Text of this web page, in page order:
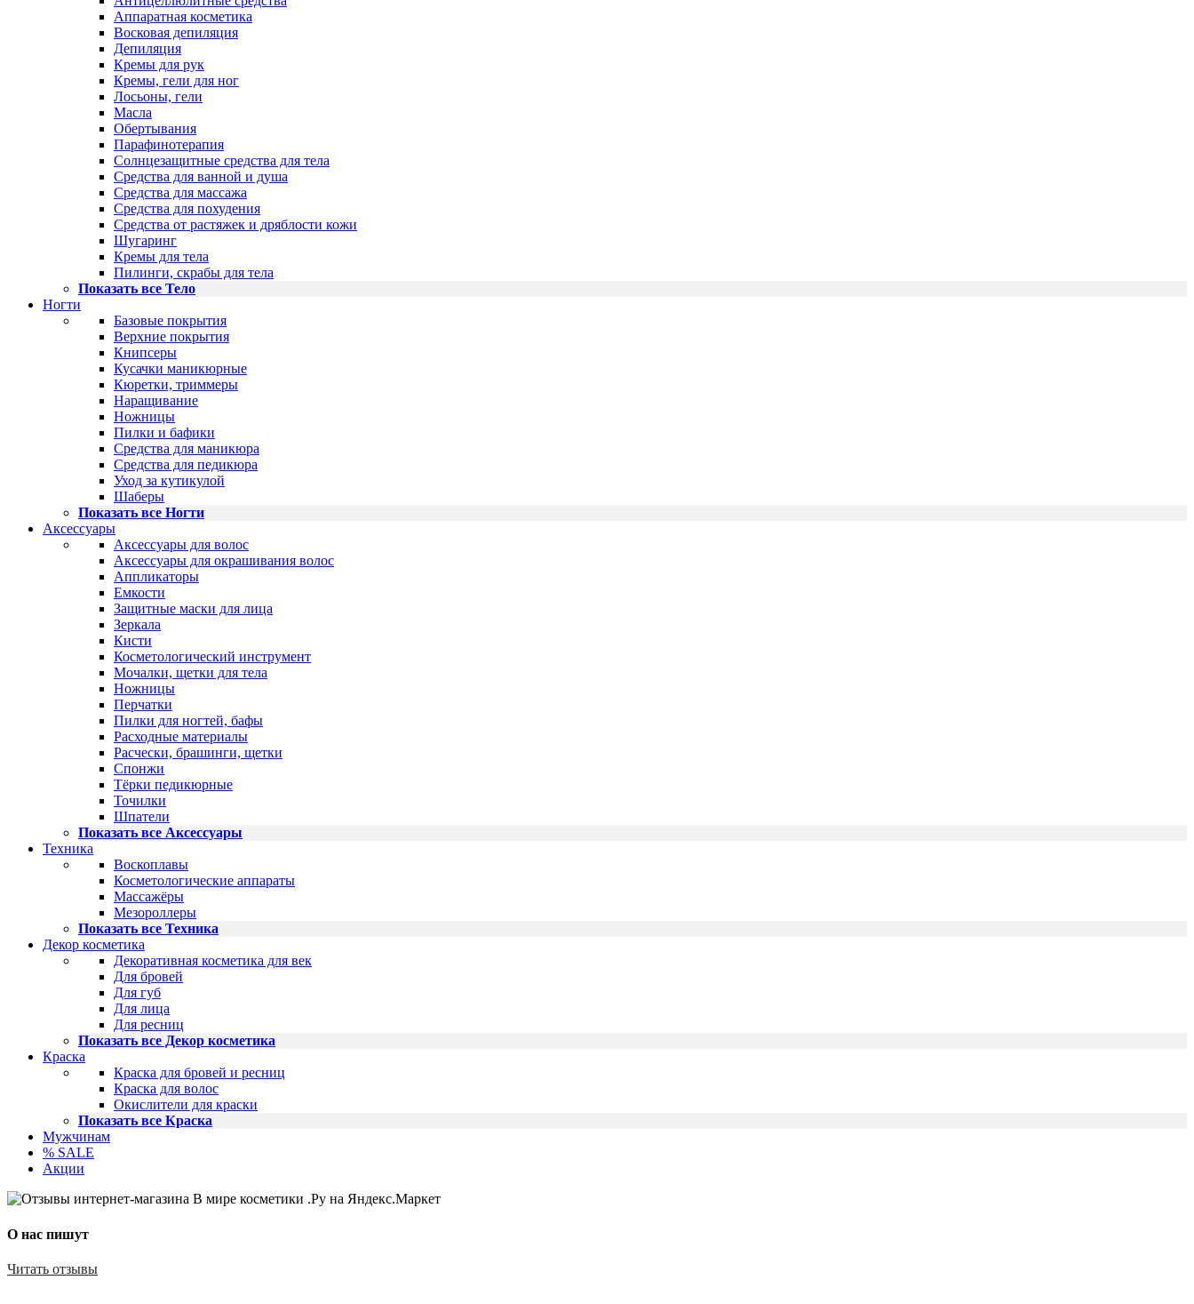
Аппаратная косметика
Восковая депиляция
Депиляция
Кремы для рук
Кремы, гели для ног
Лосьоны, гели
Масла
Обертывания
Парафинотерапия
Солнцезащитные средства для тела
Средства для ванной и душа
Средства для массажа
Средства для похудения
Средства от растяжек и дряблости кожи
Шугаринг
Кремы для тела
Пилинги, скрабы для тела
Показать все Тело
Ногти
Базовые покрытия
Верхние покрытия
Книпсеры
Кусачки маникюрные
Кюретки, триммеры
Наращивание
Ножницы
Пилки и бафики
Средства для маникюра
Средства для педикюра
Уход за кутикулой
Шаберы
Показать все Ногти
Аксессуары
Аксессуары для волос
Аксессуары для окрашивания волос
Аппликаторы
Емкости
Защитные маски для лица
Зеркала
Кисти
Косметологический инструмент
Мочалки, щетки для тела
Ножницы
Перчатки
Пилки для ногтей, бафы
Расходные материалы
Расчески, брашинги, щетки
Спонжи
Тёрки педикюрные
Точилки
Шпатели
Показать все Аксессуары
Техника
Воскоплавы
Косметологические аппараты
Массажёры
Мезороллеры
Показать все Техника
Декор косметика
Декоративная косметика для век
Для бровей
Для губ
Для лица
Для ресниц
Показать все Декор косметика
Краска
Краска для бровей и ресниц
Краска для волос
Окислители для краски
Показать все Краска
Мужчинам
% SALE
Акции
О нас пишут
Читать отзывы